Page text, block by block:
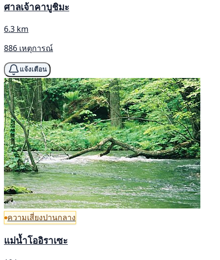
ศาลเจ้าคาบูชิมะ
6.3 km
886 เหตุการณ์
แจ้งเตือน
ความเสี่ยงปานกลาง
แม่น้ำโออิราเซะ